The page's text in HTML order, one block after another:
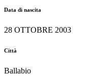
Data di nascita
28 OTTOBRE 2003
Città
Ballabio